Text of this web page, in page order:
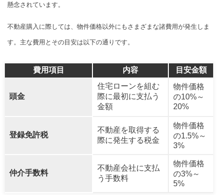
懸念されています。
不動産購入に際しては、物件価格以外にもさまざまな諸費用が発生しま
す。主な費用とその目安は以下の通りです。
費用項目 内容 目安金額
頭金
住宅ローンを組む
際に最初に支払う
金額
物件価格
の10%～
20%
登録免許税
不動産を取得する
際に発生する税金
物件価格
の1.5%～
3%
仲介手数料
不動産会社に支払
う手数料
物件価格
の3%～
5%